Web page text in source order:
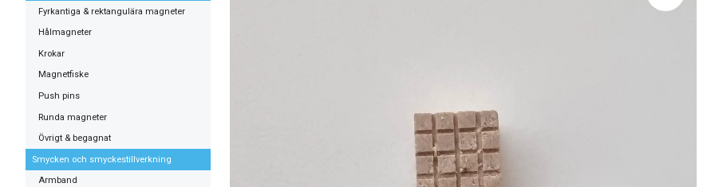
Fyrkantiga & rektangulära magneter
Hålmagneter
Krokar
Magnetfiske
Push pins
Runda magneter
Övrigt & begagnat
Smycken och smyckestillverkning
Armband